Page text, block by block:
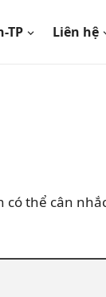
TP Liên hệ
có thể cân